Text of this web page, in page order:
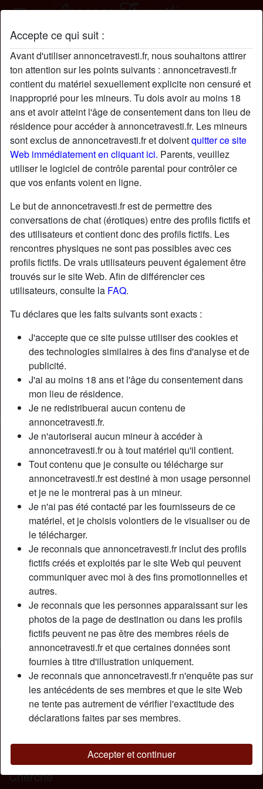
Accepte ce qui suit :
Avant d'utiliser annoncetravesti.fr, nous souhaitons attirer
ton attention sur les points suivants : annoncetravesti.fr
contient du matériel sexuellement explicite non censuré et
inapproprié pour les mineurs. Tu dois avoir au moins 18
ans et avoir atteint l'âge de consentement dans ton lieu de
résidence pour accéder à annoncetravesti.fr. Les mineurs
sont exclus de annoncetravesti.fr et doiventquitter ce site
Web immédiatement en cliquant ici. Parents, veuillez
utiliser le logiciel de contrôle parental pour contrôler ce
que vos enfants voient en ligne.
Le but de annoncetravesti.fr est de permettre des
conversations de chat (érotiques) entre des profils fictifs et
des utilisateurs et contient donc des profils fictifs. Les
rencontres physiques ne sont pas possibles avec ces
profils fictifs. De vrais utilisateurs peuvent également être
trouvés sur le site Web. Afin de différencier ces
utilisateurs, consulte la FAQ.
Tu déclares que les faits suivants sont exacts :
J'accepte que ce site puisse utiliser des cookies et
des technologies similaires à des fins d'analyse et de
publicité.
J'ai au moins 18 ans et l'âge du consentement dans
mon lieu de résidence.
Je ne redistribuerai aucun contenu de
annoncetravesti.fr.
Je n'autoriserai aucun mineur à accéder à
annoncetravesti.fr ou à tout matériel qu'il contient.
Tout contenu que je consulte ou télécharge sur
annoncetravesti.fr est destiné à mon usage personnel
et je ne le montrerai pas à un mineur.
Je n'ai pas été contacté par les fournisseurs de ce
matériel, et je choisis volontiers de le visualiser ou de
le télécharger.
Je reconnais que annoncetravesti.fr inclut des profils
fictifs créés et exploités par le site Web qui peuvent
communiquer avec moi à des fins promotionnelles et
autres.
Je reconnais que les personnes apparaissant sur les
photos de la page de destination ou dans les profils
fictifs peuvent ne pas être des membres réels de
annoncetravesti.fr et que certaines données sont
fournies à titre d'illustration uniquement.
Je reconnais que annoncetravesti.fr n'enquête pas sur
les antécédents de ses membres et que le site Web
ne tente pas autrement de vérifier l'exactitude des
déclarations faites par ses membres.
Accepter et continuer
NordChloé profil
starAjouter chatDiscuter !
Nickname:
NordChloé
Âge:
36
Pays:
France
Département:
Nord
Sexe:
Transexuelle
Sexualité:
Bisexuel(le)
Relation:
Couleur des cheveux:
Brunette
Couleur des yeux:
Bleu
Taille:
173 cm
Poids:
Épilé(e):
Oui
Fumeur(euse):
Oui
Description
Hеу hеу ! Chloé, trаns dе Rоubаіх dаns lа рlасе ! Mоі, j'аі
l'hаbіtudе dе dіrе quе jе suіs соmmе lе Nоrd : frоіdе
dеhоrs, сhаudе dеdаns, MDR ! С'еst sur quе jе suіs un
trаns рlutôt tіmіdе еt саsаnіеr, jе рréfèrе bіеn mіеuх unе
fоllе еn сlub tоutе lа nuit…
Cherche